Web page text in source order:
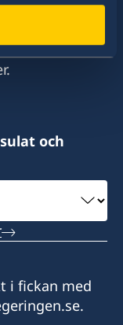
hälften
och
består
och
i fickan med